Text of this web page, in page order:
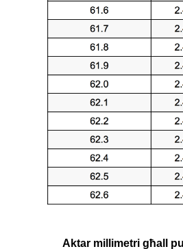
Aktar millimetri għall